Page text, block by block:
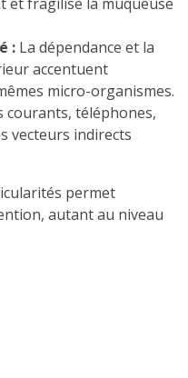
: La dépendance et la
accentuent
micro-organismes.
courants, téléphones,
vecteurs indirects
permet
autant au niveau